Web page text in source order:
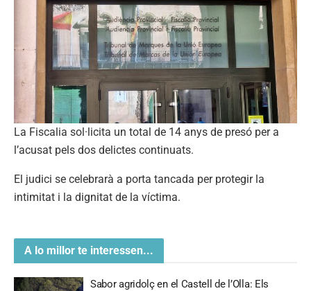
La Fiscalia sol·licita un total de 14 anys de presó per a
l’acusat pels dos delictes continuats.
El judici se celebrarà a porta tancada per protegir la
intimitat i la dignitat de la víctima.
A lo millor te interessen...
Sabor agridolç en el Castell de l’Olla: Els